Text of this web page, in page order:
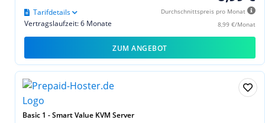
Durchschnittspreis pro Monat
8,99 €/Monat
Vertragslaufzeit: 6 Monate
Tarifdetails
ZUM ANGEBOT
Basic 1 - Smart Value KVM Server